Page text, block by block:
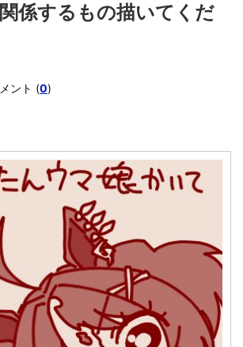
係するもの描いてくだ
ント (0)